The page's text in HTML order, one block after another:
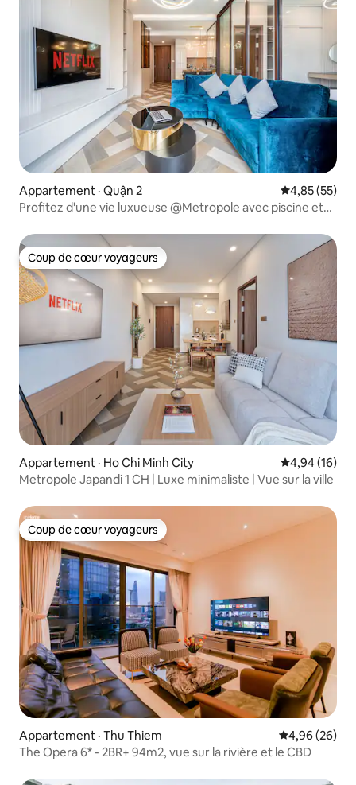
Appartement · Quận 2 Note
4,85 (55)
Profitez d'une vie luxueuse @Metropole avec piscine et
Coup de cœur voyageurs
Coup de cœur voyageurs
Appartement · Ho Chi Minh City Note
4,94 (16)
Metropole Japandi 1 CH | Luxe minimaliste | Vue sur la ville
Coup de cœur voyageurs
Coup de cœur voyageurs
Appartement · Thu Thiem Note
4,96 (26)
The Opera 6* - 2BR+ 94m2, vue sur la rivière et le CBD